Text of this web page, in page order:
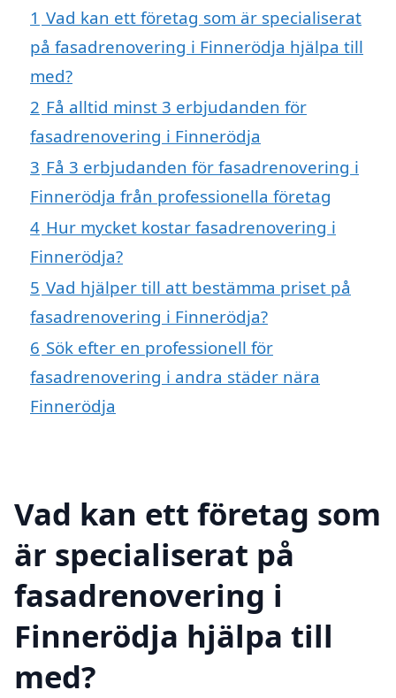
1 Vad kan ett företag som är specialiserat
på fasadrenovering i Finnerödja hjälpa till
med?
2 Få alltid minst 3 erbjudanden för
fasadrenovering i Finnerödja
3 Få 3 erbjudanden för fasadrenovering i
Finnerödja från professionella företag
4 Hur mycket kostar fasadrenovering i
Finnerödja?
5 Vad hjälper till att bestämma priset på
fasadrenovering i Finnerödja?
6 Sök efter en professionell för
fasadrenovering i andra städer nära
Finnerödja
Vad kan ett företag som
är specialiserat på
fasadrenovering i
Finnerödja hjälpa till
med?